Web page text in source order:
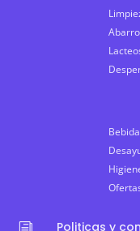
Politicas y